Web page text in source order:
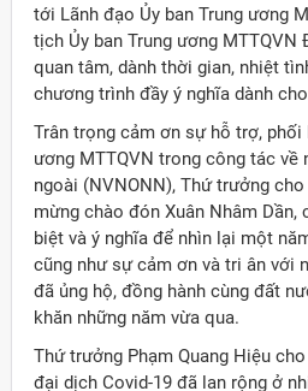
tới Lãnh đạo Ủy ban Trung ương
tịch Ủy ban Trung ương
quan tâm, dành thời gian, nhiệt
chương trình đầy ý nghĩa dành
Trân trọng cảm ơn sự hỗ trợ, phối
ương MTTQVN trong công tác
ngoài (NVNONN), Thứ trưởng
mừng chào đón Xuân Nhâm
biệt và ý nghĩa để nhìn lại một
cũng như sự cảm ơn và tri ân với
đã ủng hộ, đồng hành cùng đất
khăn những năm vừa qua.
Thứ trưởng Phạm Quang Hiệu
đại dịch Covid-19 đã lan rộng ở